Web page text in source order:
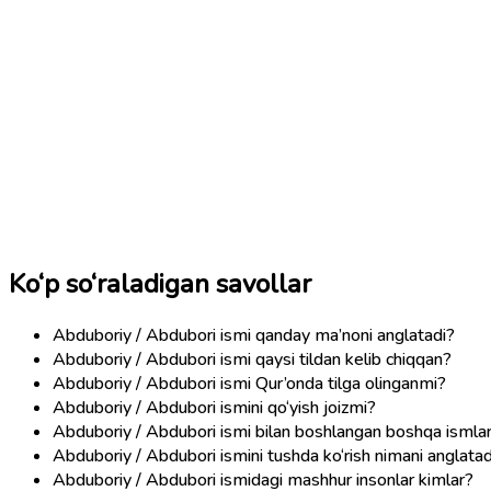
Ko‘p so‘raladigan savollar
Abduboriy / Abdubori ismi qanday ma’noni anglatadi?
Abduboriy / Abdubori ismi qaysi tildan kelib chiqqan?
Abduboriy / Abdubori ismi Qur’onda tilga olinganmi?
Abduboriy / Abdubori ismini qo‘yish joizmi?
Abduboriy / Abdubori ismi bilan boshlangan boshqa ismlar
Abduboriy / Abdubori ismini tushda ko‘rish nimani
Abduboriy / Abdubori ismidagi mashhur insonlar kimlar?